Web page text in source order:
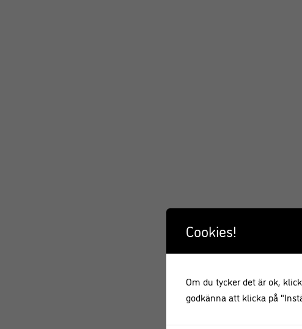
Cookies!
Om du tycker det är ok,
godkänna att klicka på